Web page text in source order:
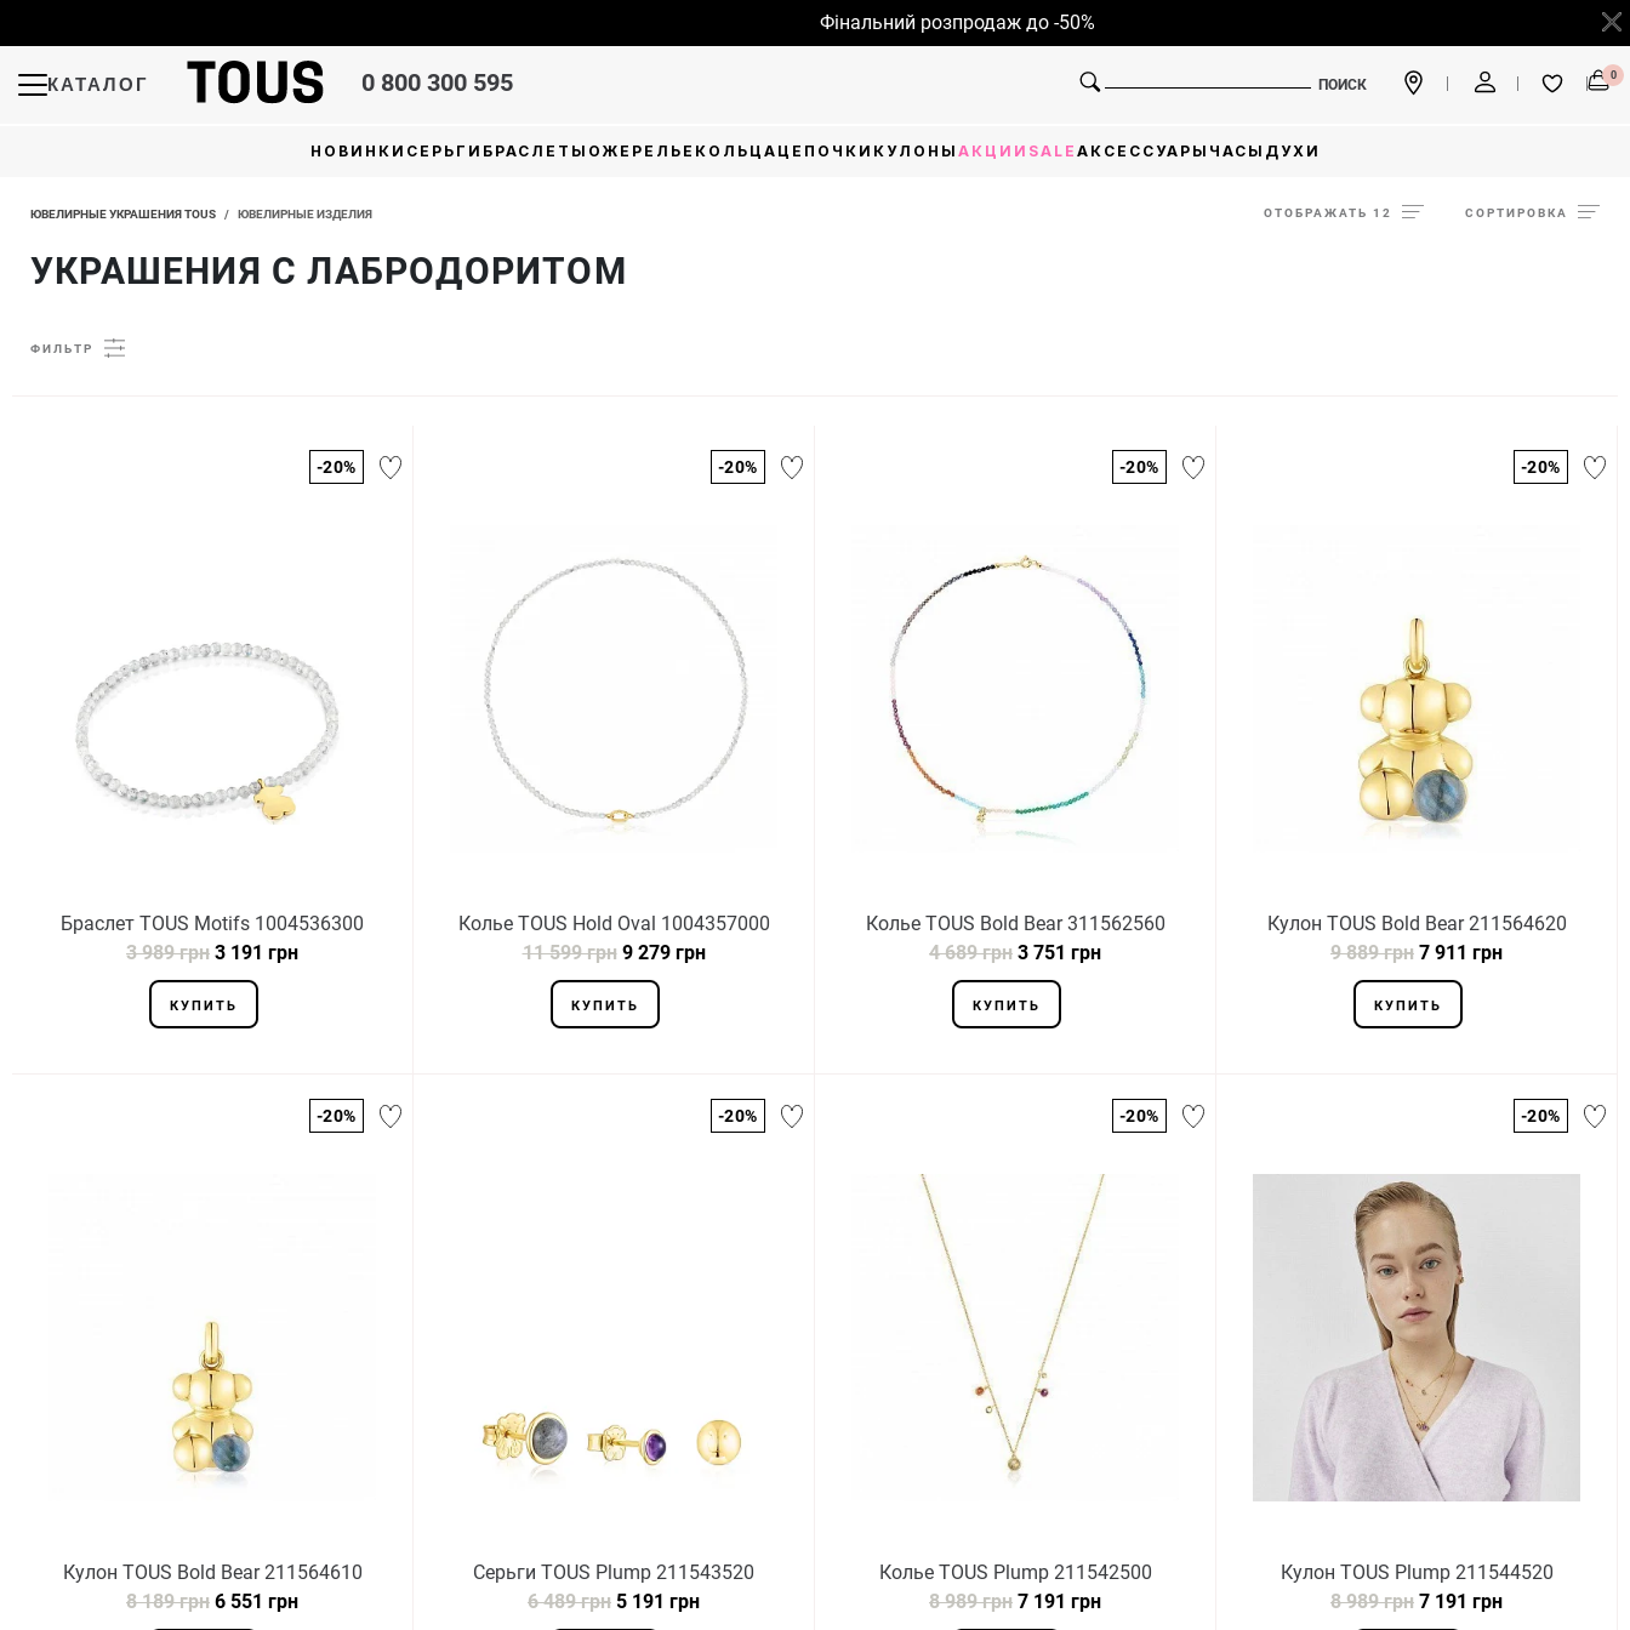
Фінальний розпродаж до -50%
КАТАЛОГ 0 800 300 595 ПОИСК
0
НОВИНКИ СЕРЬГИ БРАСЛЕТЫ ОЖЕРЕЛЬЕ КОЛЬЦА ЦЕПОЧКИ КУЛОНЫ АКЦИИ SALE АКСЕССУАРЫ ЧАСЫ ДУХИ
ЮВЕЛИРНЫЕ УКРАШЕНИЯ TOUS / ЮВЕЛИРНЫЕ ИЗДЕЛИЯ
УКРАШЕНИЯ С ЛАБРОДОРИТОМ
ОТОБРАЖАТЬ 12 СОРТИРОВКА
ФИЛЬТР
-20%
Браслет TOUS Motifs 1004536300
3 989 грн 3 191 грн
КУПИТЬ
-20%
Колье TOUS Hold Oval 1004357000
11 599 грн9 279 грн
КУПИТЬ
-20%
Колье TOUS Bold Bear 311562560
4 689 грн 3 751 грн
КУПИТЬ
-20%
Кулон TOUS Bold Bear 211564620
9 889 грн 7 911 грн
КУПИТЬ
-20%
Кулон TOUS Bold Bear 211564610
8 189 грн 6 551 грн
-20%
Серьги TOUS Plump 211543520
6 489 грн 5 191 грн
-20%
Колье TOUS Plump 211542500
8 989 грн 7 191 грн
-20%
Кулон TOUS Plump 211544520
8 989 грн 7 191 грн